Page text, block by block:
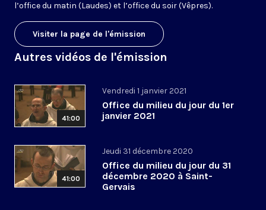
l’office du matin (Laudes) et l’office du soir (Vêpres).
Visiter la page de l'émission
Autres vidéos de l'émission
41:00
Vendredi 1 janvier 2021
Office du milieu du jour du 1er
janvier 2021
41:00
Jeudi 31 décembre 2020
Office du milieu du jour du 31
décembre 2020 à Saint-
Gervais